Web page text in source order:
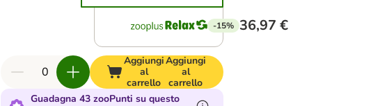
-15% 36,97 €
Aggiungi
al
carrello
Aggiungi
al
carrello
Guadagna 43 zooPunti su questo